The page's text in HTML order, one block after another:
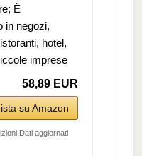
È
in negozi,
hotel,
imprese
58,89 EUR
su Amazon
Dati aggiornati